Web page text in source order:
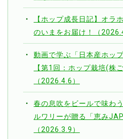
【ホップ成長日記】オラ
のいまをお届け！（
動画で学ぶ「日本産ホッ
【第1回：ホップ栽培(株
（2026.4.6）
春の息吹をビールで味わ
ルワリーが贈る「恵み
（2026.3.9）